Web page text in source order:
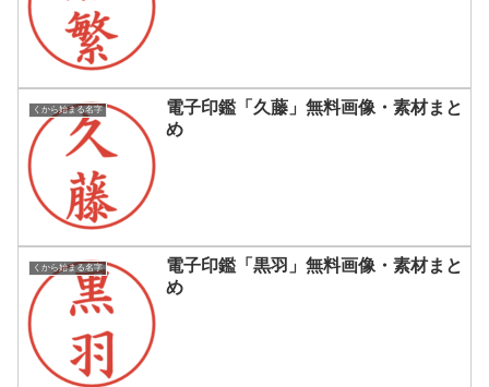
くから始まる名字
電子印鑑「久藤」無料画像・素材まと
め
くから始まる名字
電子印鑑「黒羽」無料画像・素材まと
め